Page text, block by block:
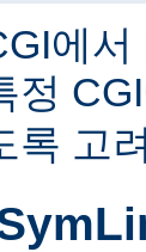
에
정
록 고